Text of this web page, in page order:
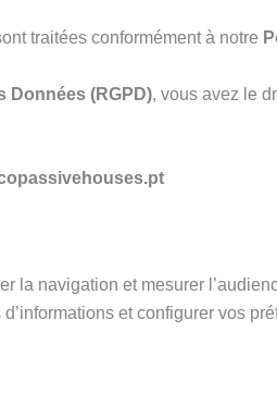
traitées conformément à notre
Données (RGPD), vous avez le
la navigation et mesurer
d’informations et configurer vos